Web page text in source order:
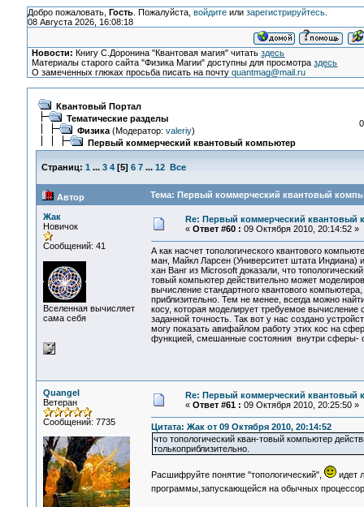
Добро пожаловать, Гость. Пожалуйста, войдитеили зарегистрируйтесь.
08 Августа 2026, 16:08:18
Новости: Книгу С.Доронина "Квантовая магия" читатьздесь
Материалы старого сайта "Физика Магии" доступны для просмотраздесь
О замеченных глюках просьба писать на почтуquantmag@mail.ru
Квантовый Портал
Тематические разделы
Физика(Модератор: valeriy)
Первый коммерческий квантовый компьютер
Страниц: 1 ... 3 4[5] 6 7 ... 12 Все
Автор Тема: Первый коммерческий квантовый
Жак
Новичок
Сообщений: 41
Вселенная вычисляет
сама себя
Re: Первый коммерческий квантовый
« Ответ #60 : 09 Октября 2010, 20:14:52 »
А как насчет топологического квантового
ман, Майкл Ларсен (Университет штата Индиана)
хан Ванг из Microsoft доказали, что
товый компьютер действительно может
вычисление стандартного квантового компьютера,
приблизительно. Тем не менее, всегда можно
косу, которая моделирует требуемое вычисление
заданной точность. Так вот у нас создано
могу показать авифайлом работу этих кос на
функцией, смешанные состояния внутри сферы-
Quangel
Ветеран
Сообщений: 7735
Re: Первый коммерческий квантовый
« Ответ #61 : 09 Октября 2010, 20:25:50 »
Цитата: Жак от 09 Октября 2010, 20:14:52
что топологический кван-товый компьютер
толькоприблизительно.
Расшифруйте понятие "топологический",
идет
программы,запускающейся на обычных